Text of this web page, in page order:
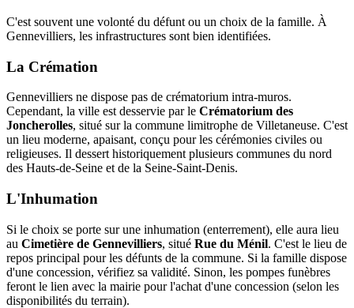
C'est souvent une volonté du défunt ou un choix de la famille. À
Gennevilliers, les infrastructures sont bien identifiées.
La Crémation
Gennevilliers ne dispose pas de crématorium intra-muros.
Cependant, la ville est desservie par le Crématorium des
Joncherolles, situé sur la commune limitrophe de Villetaneuse. C'est
un lieu moderne, apaisant, conçu pour les cérémonies civiles ou
religieuses. Il dessert historiquement plusieurs communes du nord
des Hauts-de-Seine et de la Seine-Saint-Denis.
L'Inhumation
Si le choix se porte sur une inhumation (enterrement), elle aura lieu
au Cimetière de Gennevilliers, situé Rue du Ménil. C'est le lieu de
repos principal pour les défunts de la commune. Si la famille dispose
d'une concession, vérifiez sa validité. Sinon, les pompes funèbres
feront le lien avec la mairie pour l'achat d'une concession (selon les
disponibilités du terrain).